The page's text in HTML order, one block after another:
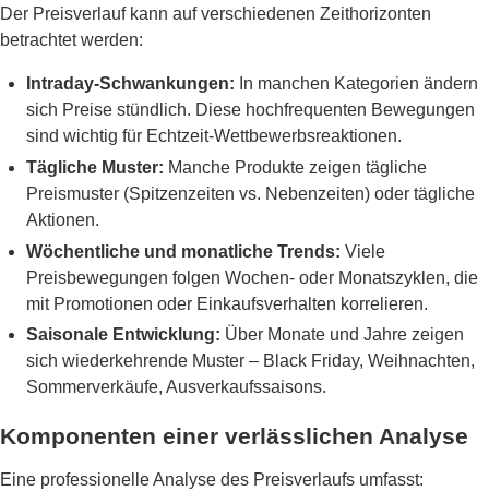
Der Preisverlauf kann auf verschiedenen Zeithorizonten
betrachtet werden:
Intraday-Schwankungen: In manchen Kategorien ändern
sich Preise stündlich. Diese hochfrequenten Bewegungen
sind wichtig für Echtzeit-Wettbewerbsreaktionen.
Tägliche Muster: Manche Produkte zeigen tägliche
Preismuster (Spitzenzeiten vs. Nebenzeiten) oder tägliche
Aktionen.
Wöchentliche und monatliche Trends: Viele
Preisbewegungen folgen Wochen- oder Monatszyklen, die
mit Promotionen oder Einkaufsverhalten korrelieren.
Saisonale Entwicklung: Über Monate und Jahre zeigen
sich wiederkehrende Muster – Black Friday, Weihnachten,
Sommerverkäufe, Ausverkaufssaisons.
Komponenten einer verlässlichen Analyse
Eine professionelle Analyse des Preisverlaufs umfasst: